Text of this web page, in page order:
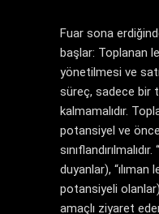
Fuar sona
başlar: Toplanan
yönetilmesi ve
süreç, sadece bir
kalmamalıdır.
potansiyel ve
duyanlar), “ılıman
potansiyeli
amaçlı ziyaret